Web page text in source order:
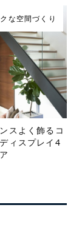
な空間づくり
スよく飾るコ
ィスプレイ4